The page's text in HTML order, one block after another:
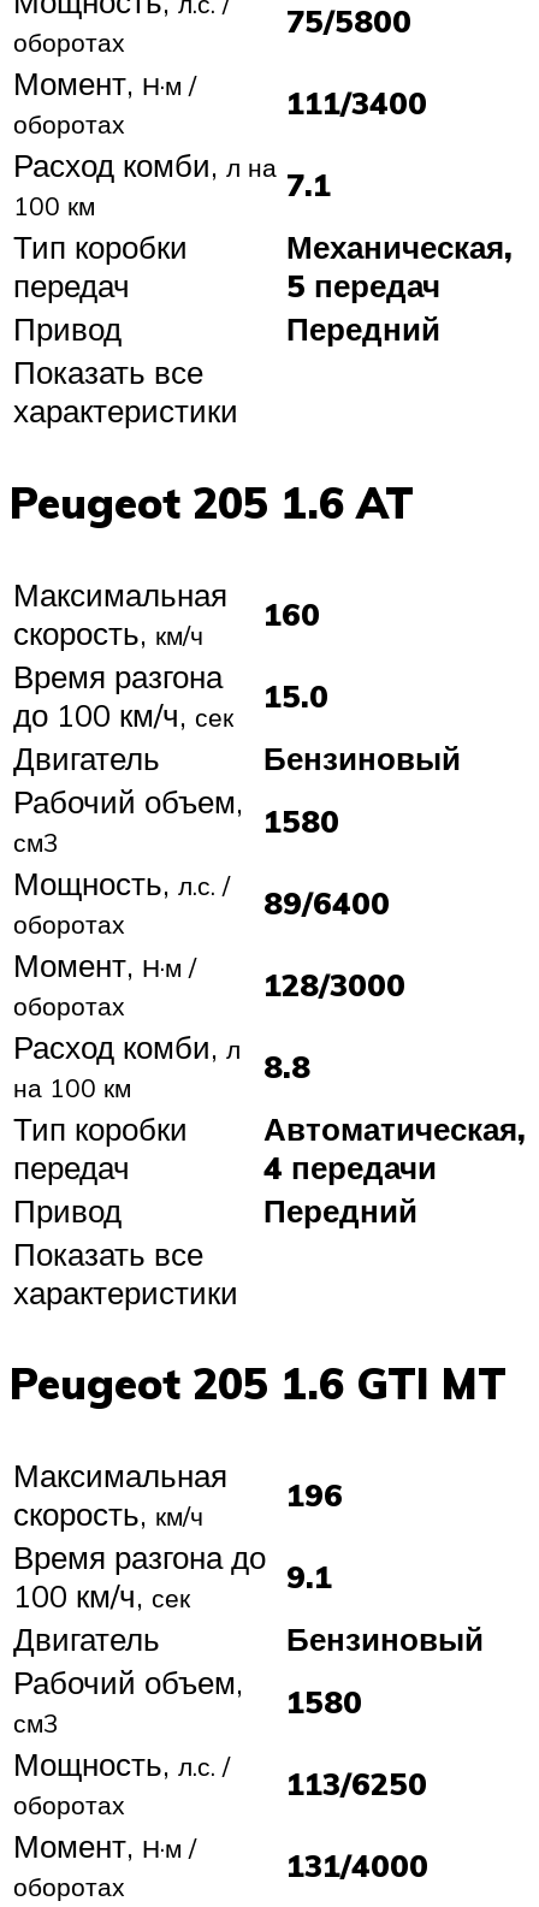
оборотах
75/5800
Момент, Н·м /
оборотах
111/3400
Расход комби, л на
100 км
7.1
Тип коробки
передач
Механическая,
5 передач
Привод
Передний
Показать все
характеристики
Peugeot 205 1.6 AT
Максимальная
скорость, км/ч
160
Время разгона
до 100 км/ч, сек
15.0
Двигатель
Бензиновый
Рабочий объем,
см3
1580
Мощность, л.с. /
оборотах
89/6400
Момент, Н·м /
оборотах
128/3000
Расход комби, л
на 100 км
8.8
Тип коробки
передач
Автоматическая,
4 передачи
Привод
Передний
Показать все
характеристики
Peugeot 205 1.6 GTI MT
Максимальная
скорость, км/ч
196
Время разгона до
100 км/ч, сек
9.1
Двигатель
Бензиновый
Рабочий объем,
см3
1580
Мощность, л.с. /
оборотах
113/6250
Момент, Н·м /
оборотах
131/4000